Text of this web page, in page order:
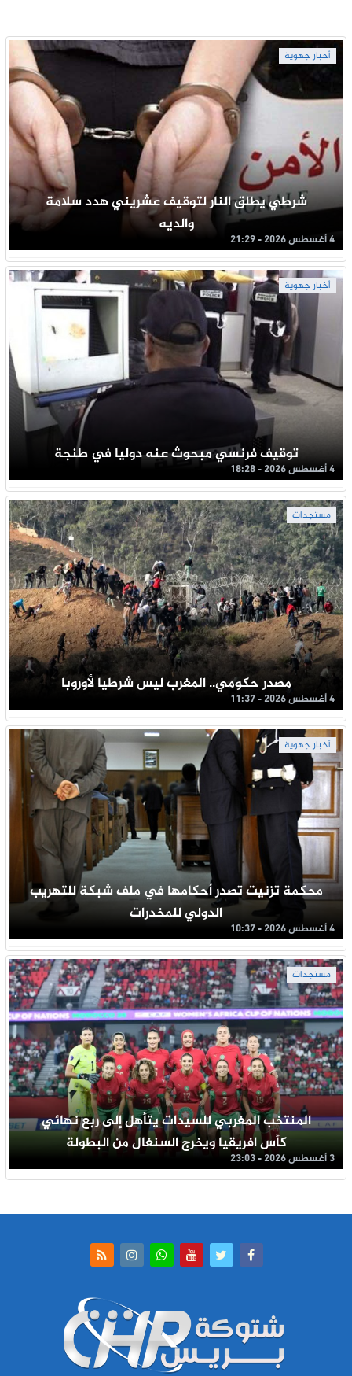
أخبار جهوية
شرطي يطلق النار لتوقيف عشريني هدد سلامة
والديه
4 أغسطس 2026 - 21:29
أخبار جهوية
توقيف فرنسي مبحوث عنه دوليا في طنجة
4 أغسطس 2026 - 18:28
مستجدات
مصدر حكومي.. المغرب ليس شرطيا لأوروبا
4 أغسطس 2026 - 11:37
أخبار جهوية
محكمة تزنيت تصدر أحكامها في ملف شبكة للتهريب
الدولي للمخدرات
4 أغسطس 2026 - 10:37
مستجدات
المنتخب المغربي للسيدات يتأهل إلى ربع نهائي
كأس افريقيا ويخرج السنغال من البطولة
3 أغسطس 2026 - 23:03